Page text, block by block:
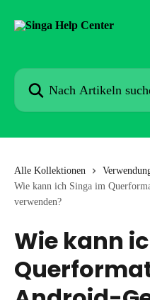
Nach Artikeln suchen …
Alle Kollektionen
Wie kann ich Singa im
verwenden?
Wie kann